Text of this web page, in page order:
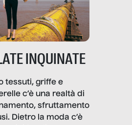
INQUINATE
tessuti, griffe e
c’è una realtà di
sfruttamento
Dietro la moda c’è